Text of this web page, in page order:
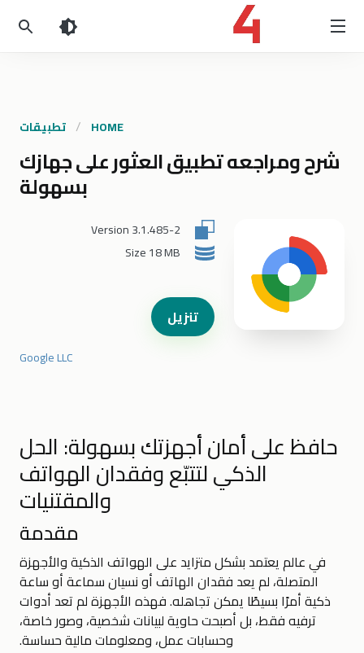
HOME تطبيقات
شرح ومراجعه تطبيق العثور على جهازك
بسهولة
Version3.1.485-2
Size18 MB
تنزيل
Google LLC
حافظ على أمان أجهزتك بسهولة: الحل
الذكي لتتبّع وفقدان الهواتف
والمقتنيات
مقدمة
في عالم يعتمد بشكل متزايد على الهواتف الذكية والأجهزة
المتصلة، لم يعد فقدان الهاتف أو نسيان سماعة أو ساعة
ذكية أمرًا بسيطًا يمكن تجاهله. فهذه الأجهزة لم تعد أدوات
ترفيه فقط، بل أصبحت حاوية لبيانات شخصية، وصور خاصة،
وحسابات عمل، ومعلومات مالية حساسة.